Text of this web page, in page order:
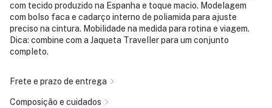
com tecido produzido na Espanha e toque macio. Modelagem
com bolso faca e cadarço interno de poliamida para ajuste
preciso na cintura. Mobilidade na medida para rotina e viagem.
Dica: combine com a Jaqueta Traveller para um conjunto
completo.
Frete e prazo de entrega
Composição e cuidados